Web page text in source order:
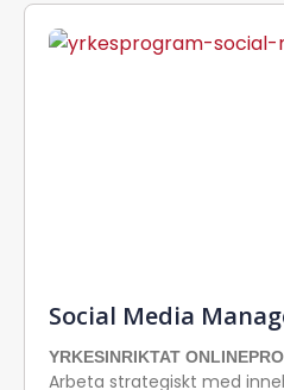
Social Media
YRKESINRIKTAT
Arbeta strategiskt med